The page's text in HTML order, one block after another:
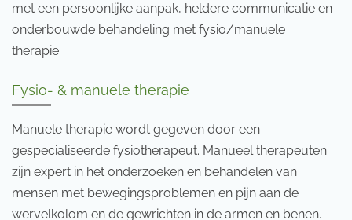
met een persoonlijke aanpak, heldere communicatie en
onderbouwde behandeling met fysio/manuele
therapie.
Fysio- & manuele therapie
Manuele therapie wordt gegeven door een
gespecialiseerde fysiotherapeut. Manueel therapeuten
zijn expert in het onderzoeken en behandelen van
mensen met bewegingsproblemen en pijn aan de
wervelkolom en de gewrichten in de armen en benen.